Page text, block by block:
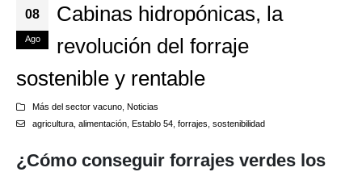
08
Ago
Cabinas hidropónicas, la
revolución del forraje
sostenible y rentable
Más del sector vacuno, Noticias
agricultura, alimentación, Establo 54, forrajes sostenibilidad
¿Cómo conseguir forrajes verdes los